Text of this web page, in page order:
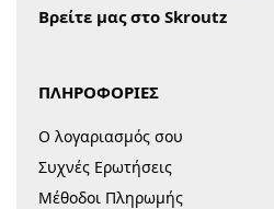
Βρείτε μας στο Skroutz
ΠΛΗΡΟΦΟΡΙΕΣ
Ο λογαριασμός σου
Συχνές Ερωτήσεις
Μέθοδοι Πληρωμής